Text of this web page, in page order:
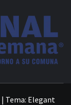
| Tema: Elegant